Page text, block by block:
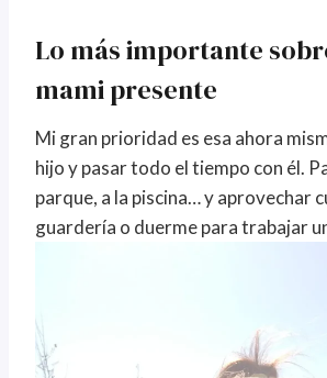
Lo más importante
mami presente
Mi gran prioridad es esa ahora
hijo y pasar todo el tiempo con él.
parque, a la piscina… y aprovechar
guardería o duerme para trabajar